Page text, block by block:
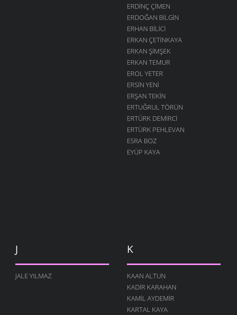
ERDINÇ ÇIMEN
ERDOĞAN BILGIN
ERHAN BILICI
ERKAN ÇETINKAYA
ERKAN ŞIMŞEK
ERKAN TEMUR
EROL YETER
ERSIN YENI
ERŞAN TEKIN
ERTUĞRUL TÖRÜN
ERTÜRK DEMIRCI
ERTÜRK PEHLEVAN
ESRA BOZ
EYÜP KAYA
J
JALE YILMAZ
K
KAAN ALTUN
KADIR KARAHAN
KAMIL AYDEMIR
KARTAL KAYA